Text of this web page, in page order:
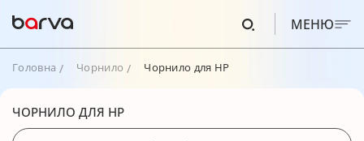
МЕНЮ
Головна Чорнило Чорнило для HP
ЧОРНИЛО ДЛЯ HP